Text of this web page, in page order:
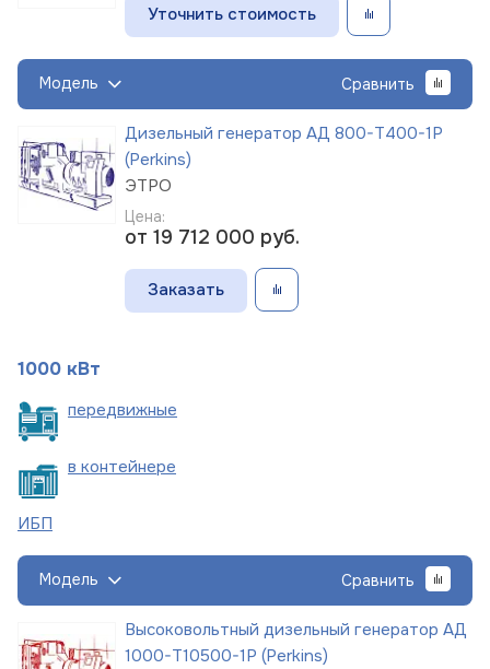
Уточнить стоимость
Модель Сравнить
Дизельный генератор АД 800-Т400-1Р
(Perkins)
ЭТРО
Цена:
от 19 712 000 руб.
Заказать
1000 кВт
передвижные
в контейнере
ИБП
Модель Сравнить
Высоковольтный дизельный генератор АД
1000-Т10500-1Р (Perkins)